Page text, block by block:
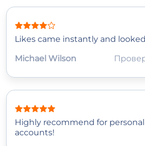
Likes came instantly and
Michael Wilson
Highly recommend for
accounts!